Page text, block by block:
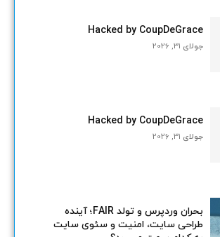
Hacked by
Hacked by
بحران وردپرس و تولد FAIR؛ آینده
سایت، امنیت و سئوی سایت